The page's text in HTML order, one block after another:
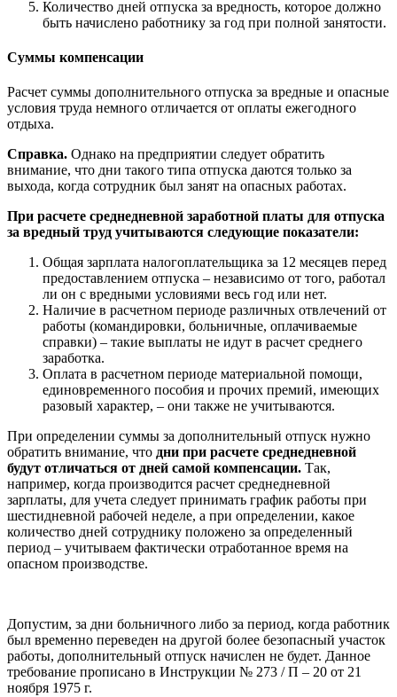
Количество дней отпуска за вредность, которое должно
быть начислено работнику за год при полной занятости.
Суммы компенсации
Расчет суммы дополнительного отпуска за вредные и опасные
условия труда немного отличается от оплаты ежегодного
отдыха.
Справка. Однако на предприятии следует обратить
внимание, что дни такого типа отпуска даются только за
выхода, когда сотрудник был занят на опасных работах.
При расчете среднедневной заработной платы для отпуска
за вредный труд учитываются следующие показатели:
Общая зарплата налогоплательщика за 12 месяцев перед
предоставлением отпуска – независимо от того, работал
ли он с вредными условиями весь год или нет.
Наличие в расчетном периоде различных отвлечений от
работы (командировки, больничные, оплачиваемые
справки) – такие выплаты не идут в расчет среднего
заработка.
Оплата в расчетном периоде материальной помощи,
единовременного пособия и прочих премий, имеющих
разовый характер, – они также не учитываются.
При определении суммы за дополнительный отпуск нужно
обратить внимание, что дни при расчете среднедневной
будут отличаться от дней самой компенсации. Так,
например, когда производится расчет среднедневной
зарплаты, для учета следует принимать график работы при
шестидневной рабочей неделе, а при определении, какое
количество дней сотруднику положено за определенный
период – учитываем фактически отработанное время на
опасном производстве.
Допустим, за дни больничного либо за период, когда работник
был временно переведен на другой более безопасный участок
работы, дополнительный отпуск начислен не будет. Данное
требование прописано в Инструкции № 273 / П – 20 от 21
ноября 1975 г.